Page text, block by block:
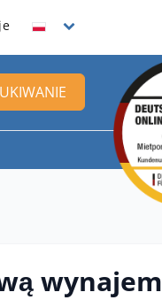
wynajem